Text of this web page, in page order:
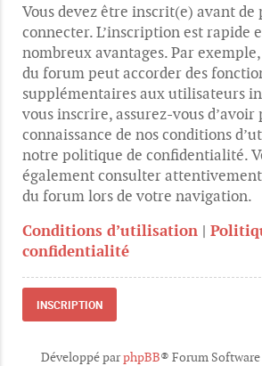
Vous devez être inscrit(e) avant de
connecter. L’inscription est rapide
nombreux avantages. Par
du forum peut accorder des
supplémentaires aux utilisateurs
vous inscrire, assurez-vous d’avoir
connaissance de nos conditions
notre politique de confidentialité.
également consulter
du forum lors de votre navigation.
Conditions d’utilisation |
confidentialité
INSCRIPTION
Développé parphpBB® Forum